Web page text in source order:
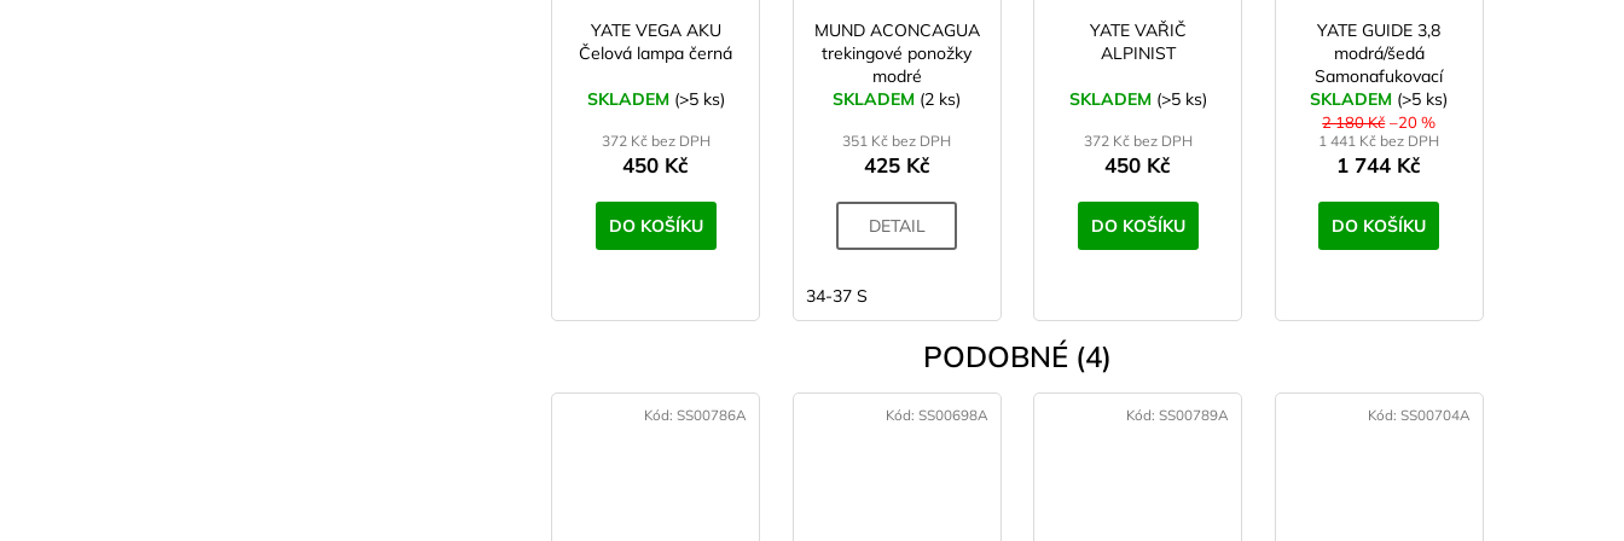
YATE VEGA AKU
Čelová lampa černá
SKLADEM (>5 ks)
372 Kč bez DPH
450 Kč
DO KOŠÍKU
MUND ACONCAGUA
trekingové ponožky
modré
SKLADEM (2 ks)
351 Kč bez DPH
425 Kč
DETAIL
34-37 S
YATE VAŘIČ
ALPINIST
SKLADEM (>5 ks)
372 Kč bez DPH
450 Kč
DO KOŠÍKU
YATE GUIDE 3,8
modrá/šedá
Samonafukovací
karimatka
SKLADEM (>5 ks)
2 180 Kč –20 %
1 441 Kč bez DPH
1 744 Kč
DO KOŠÍKU
PODOBNÉ (4)
Kód:SS00786A Kód: SS00698A Kód:SS00789A Kód: SS00704A